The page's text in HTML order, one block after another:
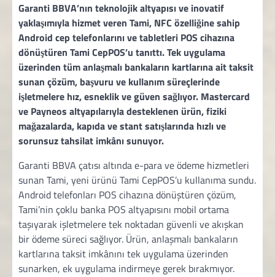
Garanti BBVA’nın teknolojik altyapısı ve inovatif
yaklaşımıyla hizmet veren Tami, NFC özelliğine sahip
Android cep telefonlarını ve tabletleri POS cihazına
dönüştüren Tami CepPOS’u tanıttı. Tek uygulama
üzerinden tüm anlaşmalı bankaların kartlarına ait taksit
sunan çözüm, başvuru ve kullanım süreçlerinde
işletmelere hız, esneklik ve güven sağlıyor. Mastercard
ve Payneos altyapılarıyla desteklenen ürün, fiziki
mağazalarda, kapıda ve stant satışlarında hızlı ve
sorunsuz tahsilat imkânı sunuyor.
Garanti BBVA çatısı altında e-para ve ödeme hizmetleri
sunan Tami, yeni ürünü Tami CepPOS’u kullanıma sundu.
Android telefonları POS cihazına dönüştüren çözüm,
Tami’nin çoklu banka POS altyapısını mobil ortama
taşıyarak işletmelere tek noktadan güvenli ve akışkan
bir ödeme süreci sağlıyor. Ürün, anlaşmalı bankaların
kartlarına taksit imkânını tek uygulama üzerinden
sunarken, ek uygulama indirmeye gerek bırakmıyor.